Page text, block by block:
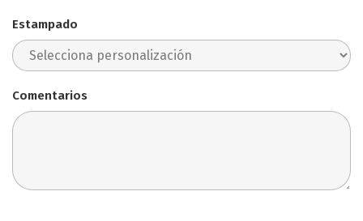
Estampado
Comentarios